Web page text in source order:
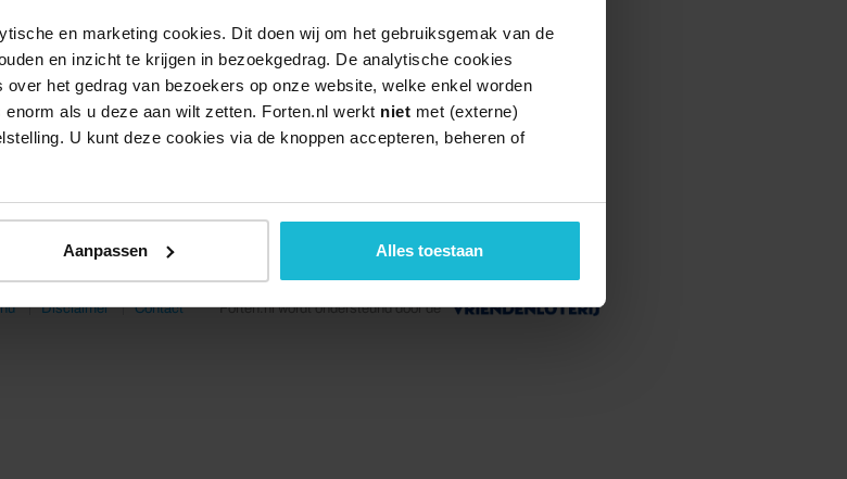
en marketing cookies. Dit doen wij om het gebruiksgemak van de
en inzicht te krijgen in bezoekgedrag. De analytische cookies
het gedrag van bezoekers op onze website, welke enkel worden
als u deze aan wilt zetten. Forten.nl werkt niet met (externe)
U kunt deze cookies via de knoppen accepteren, beheren of
Aanpassen Alles toestaan
Disclaimer Contact Forten.nl wordt ondersteund door de